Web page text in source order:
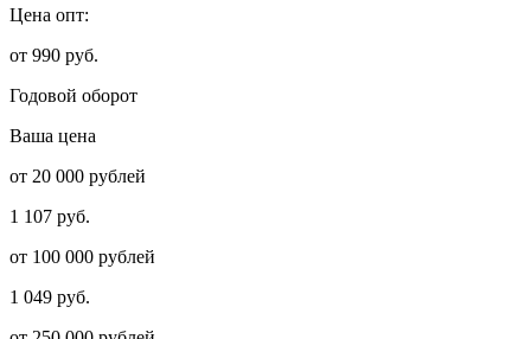
Цена опт:
от 990 руб.
Годовой оборот
Ваша цена
от 20 000 рублей
1 107 руб.
от 100 000 рублей
1 049 руб.